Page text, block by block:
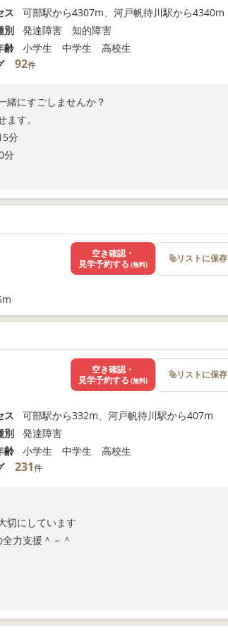
ス
可部駅から4307m、河戸帆待川駅から4340m
別
発達障害 知的障害
齢
小学生 中学生 高校生
92件
緒にすごしませんか？
す。
分
空き確認・
見学予約する (無料) リストに保存
ス
可部駅から332m、河戸帆待川駅から407m
別
発達障害
齢
小学生 中学生 高校生
231件
切にしています
力支援＾－＾
空き確認・
見学予約する (無料) リストに保存